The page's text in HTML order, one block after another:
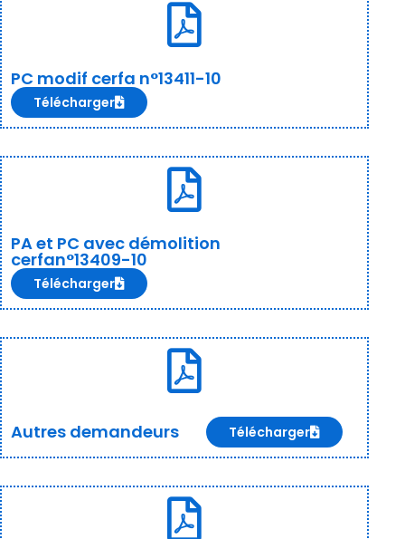
PC modif cerfa n°13411-10
Télécharger
PA et PC avec démolition
cerfan°13409-10
Télécharger
Autres demandeurs Télécharger